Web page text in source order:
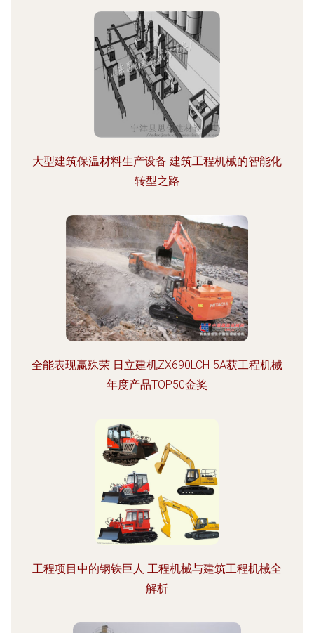
大型建筑保温材料生产设备 建筑工程机械的智能化
转型之路
全能表现赢殊荣 日立建机ZX690LCH-5A获工程机械
年度产品TOP50金奖
工程项目中的钢铁巨人 工程机械与建筑工程机械全
解析